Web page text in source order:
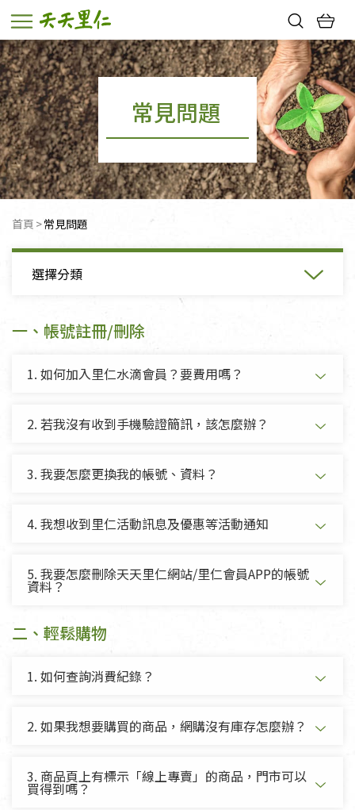
熱門搜尋：
親子活動
幸福節中獎名單
常見問題
首頁 目前頁面：
常見問題
選擇分類
四、網購付款說明
五、網購電子發票專區
八、超商取貨服務
九、其他
一、帳號註冊/刪除
1. 如何加入里仁水滴會員？要費用嗎？
2. 若我沒有收到手機驗證簡訊，該怎麼辦？
3. 我要怎麼更換我的帳號、資料？
4. 我想收到里仁活動訊息及優惠等活動通知
5. 我要怎麼刪除天天里仁網站/里仁會員APP的帳號
資料？
二、輕鬆購物
1. 如何查詢消費紀錄？
2. 如果我想要購買的商品，網購沒有庫存怎麼辦？
3. 商品頁上有標示「線上專賣」的商品，門市可以
買得到嗎？